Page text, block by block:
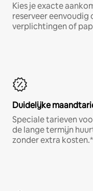
Kies je exacte
reserveer eenvoudig
verplichtingen of
Duidelijke
Speciale tarieven
de lange termijn
zonder extra kosten.*